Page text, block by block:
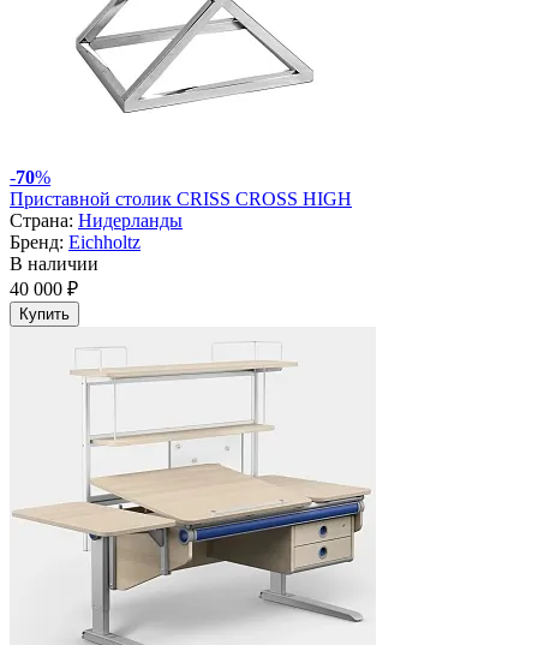
-70%
Приставной столик CRISS CROSS HIGH
Страна: Нидерланды
Бренд: Eichholtz
В наличии
40 000 ₽
Купить